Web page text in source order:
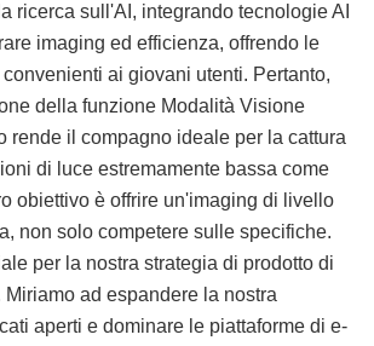
ricerca sull'AI, integrando tecnologie AI
imaging ed efficienza, offrendo le
ai giovani utenti. Pertanto,
della funzione Modalità Visione
rende il compagno ideale per la cattura
di luce estremamente bassa come
obiettivo è offrire un'imaging di livello
non solo competere sulle specifiche.
per la nostra strategia di prodotto di
ad espandere la nostra
aperti e dominare le piattaforme di e-